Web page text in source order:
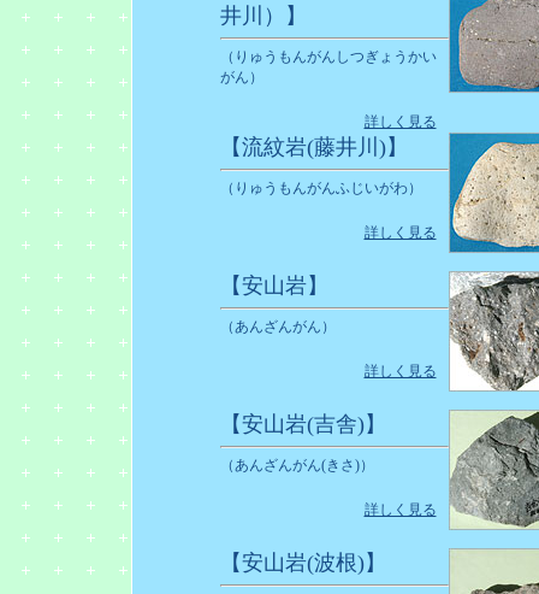
井川）】
（りゅうもんがんしつぎょうかい
がん）
詳しく見る
【流紋岩(藤井川)】
（りゅうもんがんふじいがわ）
詳しく見る
【安山岩】
（あんざんがん）
詳しく見る
【安山岩(吉舎)】
（あんざんがん(きさ)）
詳しく見る
【安山岩(波根)】